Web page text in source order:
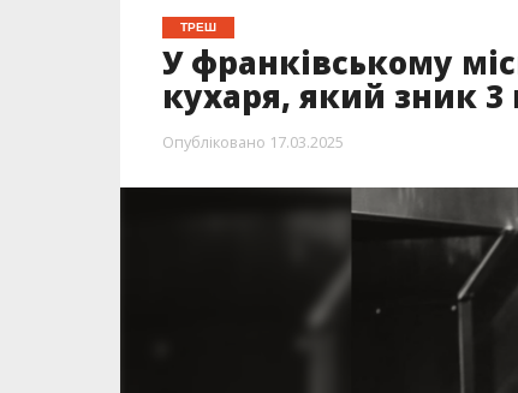
ТРЕШ
У франківському
кухаря, який зник 3
Опубліковано 17.03.2025